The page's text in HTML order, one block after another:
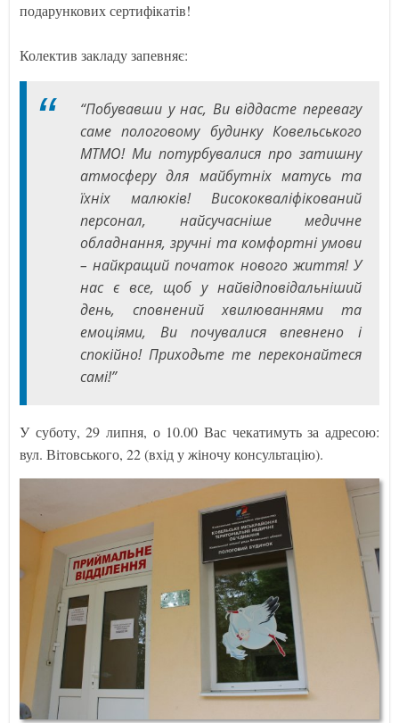
подарункових сертифікатів!
Колектив закладу запевняє:
“Побувавши у нас, Ви віддасте перевагу
саме пологовому будинку Ковельського
МТМО! Ми потурбувалися про затишну
атмосферу для майбутніх матусь та
їхніх малюків! Висококваліфікований
персонал, найсучасніше медичне
обладнання, зручні та комфортні умови
– найкращий початок нового життя! У
нас є все, щоб у найвідповідальніший
день, сповнений хвилюваннями та
емоціями, Ви почувалися впевнено і
спокійно! Приходьте те переконайтеся
самі!”
У суботу, 29 липня, о 10.00 Вас чекатимуть за адресою:
вул. Вітовського, 22 (вхід у жіночу консультацію).